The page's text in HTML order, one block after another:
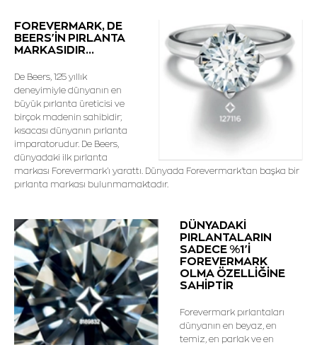
FOREVERMARK, DE
BEERS'İN PIRLANTA
MARKASIDIR...
De Beers, 125 yıllık
deneyimiyle dünyanın en
büyük pırlanta üreticisi ve
birçok madenin sahibidir;
kısacası dünyanın pırlanta
imparatorudur. De Beers,
dünyadaki ilk pırlanta
markası Forevermark'ı yarattı. Dünyada Forevermark'tan başka bir
pırlanta markası bulunmamaktadır.
DÜNYADAKİ
PIRLANTALARIN
SADECE %1'İ
FOREVERMARK
OLMA ÖZELLİĞİNE
SAHİPTİR
Forevermark pırlantaları
dünyanın en beyaz, en
temiz, en parlak ve en